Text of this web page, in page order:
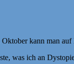
Oktober kann man
was ich an